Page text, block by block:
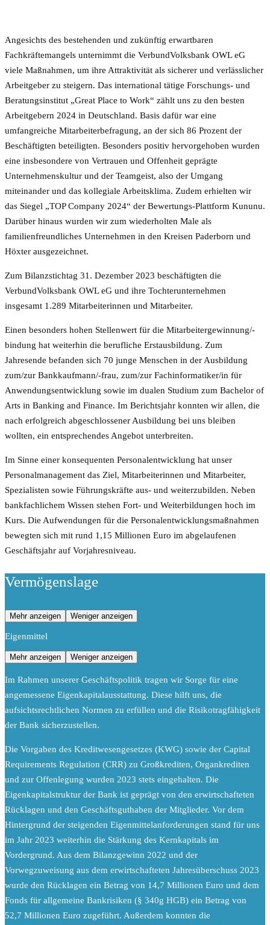
Angesichts des bestehenden und zukünftig erwartbaren
Fachkräftemangels unternimmt die VerbundVolksbank OWL eG
viele Maßnahmen, um ihre Attraktivität als sicherer und verlässlicher
Arbeitgeber zu steigern. Das international tätige Forschungs- und
Beratungsinstitut „Great Place to Work“ zählt uns zu den besten
Arbeitgebern 2024 in Deutschland. Basis dafür war eine
umfangreiche Mitarbeiterbefragung, an der sich 86 Prozent der
Beschäftigten beteiligten. Besonders positiv hervorgehoben wurden
eine insbesondere von Vertrauen und Offenheit geprägte
Unternehmenskultur und der Teamgeist, also der Umgang
miteinander und das kollegiale Arbeitsklima. Zudem erhielten wir
das Siegel „TOP Company 2024“ der Bewertungs-Plattform Kununu.
Darüber hinaus wurden wir zum wiederholten Male als
familienfreundliches Unternehmen in den Kreisen Paderborn und
Höxter ausgezeichnet.
Zum Bilanzstichtag 31. Dezember 2023 beschäftigten die
VerbundVolksbank OWL eG und ihre Tochterunternehmen
insgesamt 1.289 Mitarbeiterinnen und Mitarbeiter.
Einen besonders hohen Stellenwert für die Mitarbeitergewinnung/-
bindung hat weiterhin die berufliche Erstausbildung. Zum
Jahresende befanden sich 70 junge Menschen in der Ausbildung
zum/zur Bankkaufmann/-frau, zum/zur Fachinformatiker/in für
Anwendungsentwicklung sowie im dualen Studium zum Bachelor of
Arts in Banking and Finance. Im Berichtsjahr konnten wir allen, die
nach erfolgreich abgeschlossener Ausbildung bei uns bleiben
wollten, ein entsprechendes Angebot unterbreiten.
Im Sinne einer konsequenten Personalentwicklung hat unser
Personalmanagement das Ziel, Mitarbeiterinnen und Mitarbeiter,
Spezialisten sowie Führungskräfte aus- und weiterzubilden. Neben
bankfachlichem Wissen stehen Fort- und Weiterbildungen hoch im
Kurs. Die Aufwendungen für die Personalentwicklungsmaßnahmen
bewegten sich mit rund 1,15 Millionen Euro im abgelaufenen
Geschäftsjahr auf Vorjahresniveau.
Vermögenslage
Mehr anzeigen Weniger anzeigen
Eigenmittel
Mehr anzeigen Weniger anzeigen
Im Rahmen unserer Geschäftspolitik tragen wir Sorge für eine
angemessene Eigenkapitalausstattung. Diese hilft uns, die
aufsichtsrechtlichen Normen zu erfüllen und die Risikotragfähigkeit
der Bank sicherzustellen.
Die Vorgaben des Kreditwesengesetzes (KWG) sowie der Capital
Requirements Regulation (CRR) zu Großkrediten, Organkrediten
und zur Offenlegung wurden 2023 stets eingehalten. Die
Eigenkapitalstruktur der Bank ist geprägt von den erwirtschafteten
Rücklagen und den Geschäftsguthaben der Mitglieder. Vor dem
Hintergrund der steigenden Eigenmittelanforderungen stand für uns
im Jahr 2023 weiterhin die Stärkung des Kernkapitals im
Vordergrund. Aus dem Bilanzgewinn 2022 und der
Vorwegzuweisung aus dem erwirtschafteten Jahresüberschuss 2023
wurde den Rücklagen ein Betrag von 14,7 Millionen Euro und dem
Fonds für allgemeine Bankrisiken (§ 340g HGB) ein Betrag von
52,7 Millionen Euro zugeführt. Außerdem konnten die